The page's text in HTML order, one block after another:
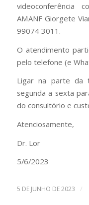
videoconferência
AMANF Giorgete
99074 3011.
O atendimento
pelo telefone (e
Ligar na parte da
segunda a sexta
do consultório e
Atenciosamente,
Dr. Lor
5/6/2023
5 DE JUNHO DE 2023 /